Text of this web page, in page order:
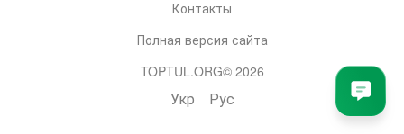
Контакты
Полная версия сайта
TOPTUL.ORG© 2026
Укр Рус